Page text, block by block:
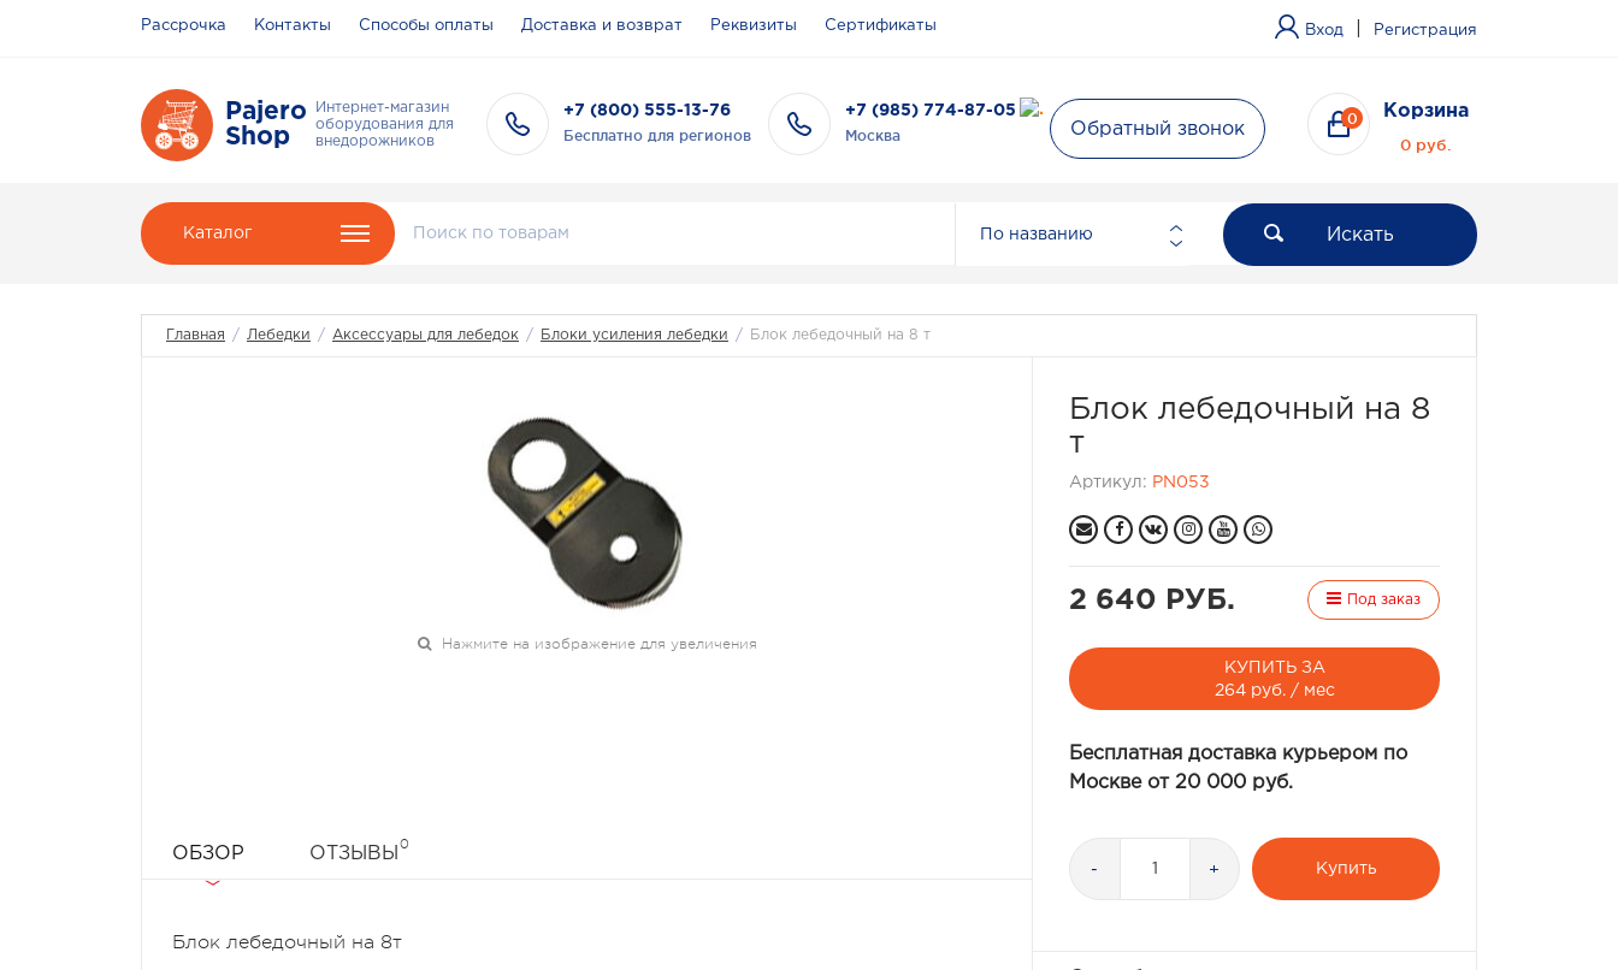
Рассрочка Контакты Способы оплаты Доставка и возврат Реквизиты Сертификаты Вход Регистрация
Pajero
Shop
Интернет-магазин
оборудования для
внедорожников
+7 (800) 555-13-76
Бесплатно для регионов
+7 (985) 774-87-05
Москва Обратный звонок
0 Корзина
0 руб.
Каталог По названию Искать
Главная / Лебедки / Аксессуары для лебедок / Блоки усиления лебедки / Блок лебедочный на 8 т
Нажмите на изображение для увеличения
ОБЗОР ОТЗЫВЫ
0
Блок лебедочный на 8т
Блок лебедочный на 8
т
Артикул: PN053
2 640 РУБ. Под заказ
КУПИТЬ ЗА
264 руб. / мес
Бесплатная доставка курьером по
Москве от 20 000 руб.
- + Купить